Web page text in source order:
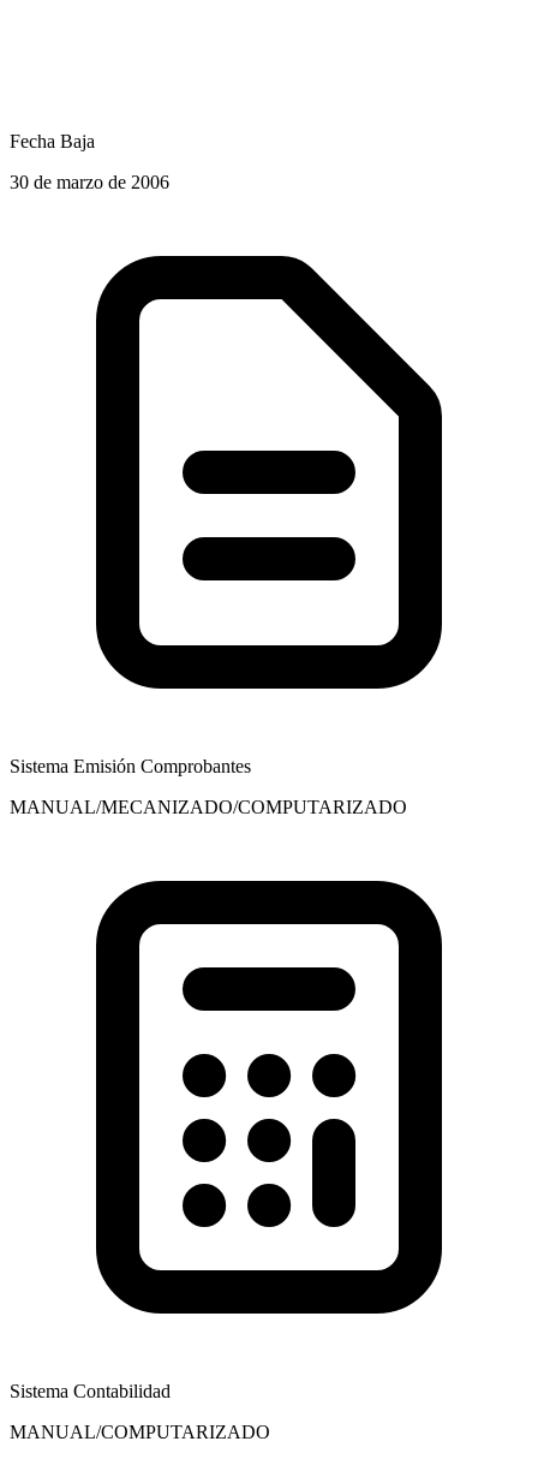
Fecha Baja
30 de marzo de 2006
Sistema Emisión Comprobantes
MANUAL/MECANIZADO/COMPUTARIZADO
Sistema Contabilidad
MANUAL/COMPUTARIZADO